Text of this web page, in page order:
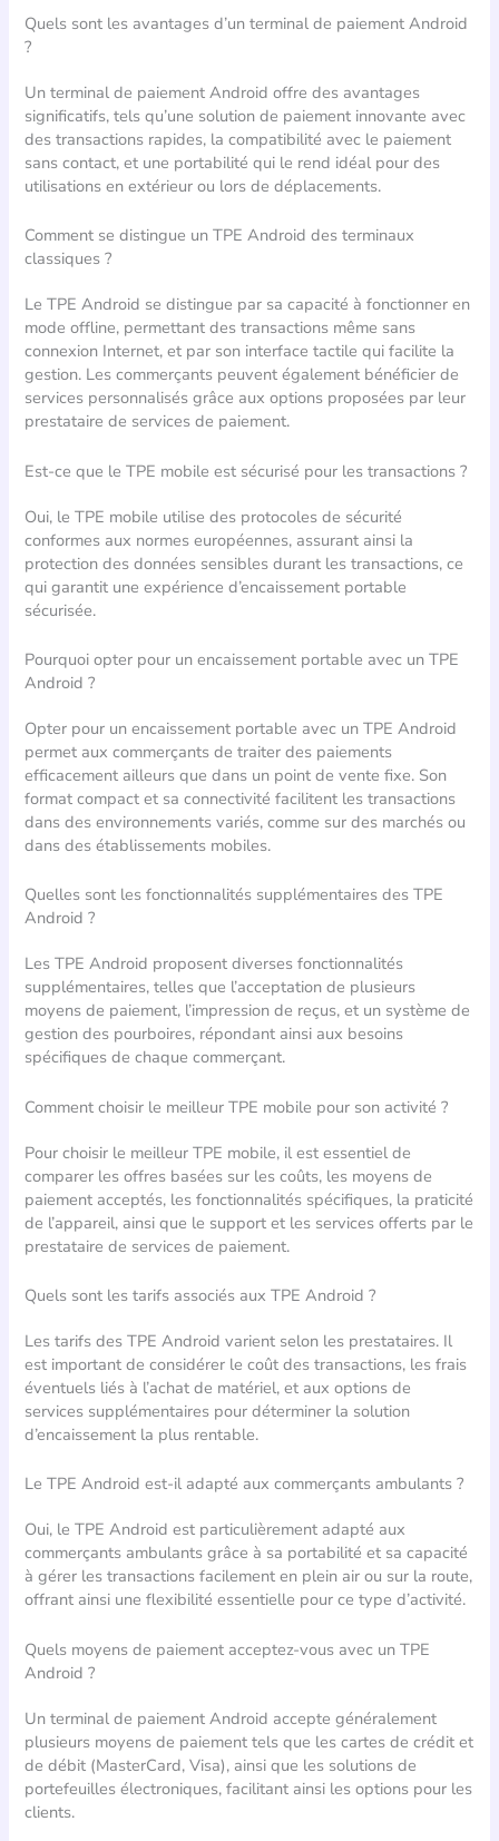
Quels sont les avantages d’un terminal de paiement Android
?
Un terminal de paiement Android offre des avantages
significatifs, tels qu’une solution de paiement innovante avec
des transactions rapides, la compatibilité avec le paiement
sans contact, et une portabilité qui le rend idéal pour des
utilisations en extérieur ou lors de déplacements.
Comment se distingue un TPE Android des terminaux
classiques ?
Le TPE Android se distingue par sa capacité à fonctionner en
mode offline, permettant des transactions même sans
connexion Internet, et par son interface tactile qui facilite la
gestion. Les commerçants peuvent également bénéficier de
services personnalisés grâce aux options proposées par leur
prestataire de services de paiement.
Est-ce que le TPE mobile est sécurisé pour les transactions ?
Oui, le TPE mobile utilise des protocoles de sécurité
conformes aux normes européennes, assurant ainsi la
protection des données sensibles durant les transactions, ce
qui garantit une expérience d’encaissement portable
sécurisée.
Pourquoi opter pour un encaissement portable avec un TPE
Android ?
Opter pour un encaissement portable avec un TPE Android
permet aux commerçants de traiter des paiements
efficacement ailleurs que dans un point de vente fixe. Son
format compact et sa connectivité facilitent les transactions
dans des environnements variés, comme sur des marchés ou
dans des établissements mobiles.
Quelles sont les fonctionnalités supplémentaires des TPE
Android ?
Les TPE Android proposent diverses fonctionnalités
supplémentaires, telles que l’acceptation de plusieurs
moyens de paiement, l’impression de reçus, et un système de
gestion des pourboires, répondant ainsi aux besoins
spécifiques de chaque commerçant.
Comment choisir le meilleur TPE mobile pour son activité ?
Pour choisir le meilleur TPE mobile, il est essentiel de
comparer les offres basées sur les coûts, les moyens de
paiement acceptés, les fonctionnalités spécifiques, la praticité
de l’appareil, ainsi que le support et les services offerts par le
prestataire de services de paiement.
Quels sont les tarifs associés aux TPE Android ?
Les tarifs des TPE Android varient selon les prestataires. Il
est important de considérer le coût des transactions, les frais
éventuels liés à l’achat de matériel, et aux options de
services supplémentaires pour déterminer la solution
d’encaissement la plus rentable.
Le TPE Android est-il adapté aux commerçants ambulants ?
Oui, le TPE Android est particulièrement adapté aux
commerçants ambulants grâce à sa portabilité et sa capacité
à gérer les transactions facilement en plein air ou sur la route,
offrant ainsi une flexibilité essentielle pour ce type d’activité.
Quels moyens de paiement acceptez-vous avec un TPE
Android ?
Un terminal de paiement Android accepte généralement
plusieurs moyens de paiement tels que les cartes de crédit et
de débit (MasterCard, Visa), ainsi que les solutions de
portefeuilles électroniques, facilitant ainsi les options pour les
clients.